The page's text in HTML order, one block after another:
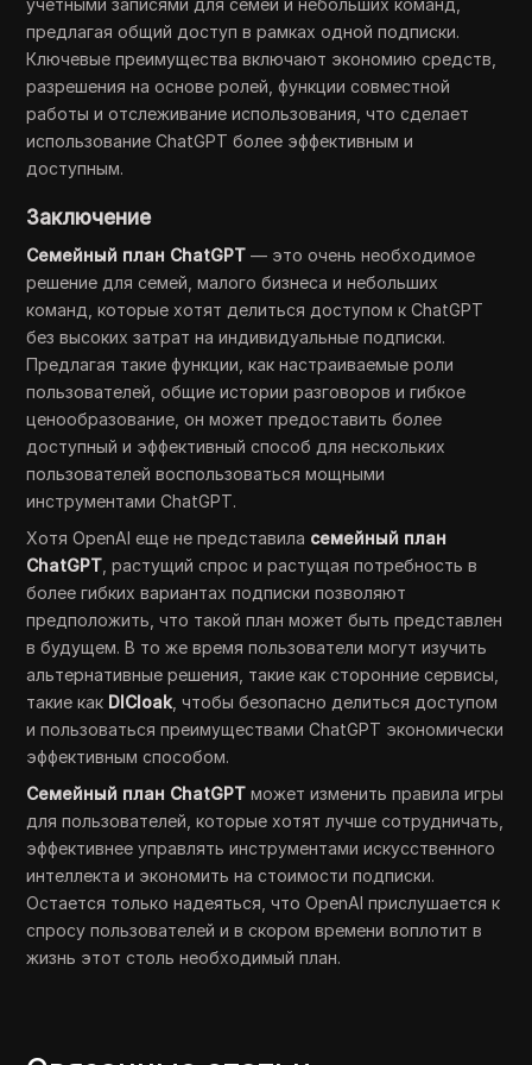
предлагая общий доступ в рамках одной подписки.
Ключевые преимущества включают экономию средств,
разрешения на основе ролей, функции совместной
работы и отслеживание использования, что сделает
использование ChatGPT более эффективным и
доступным.
Заключение
Семейный план ChatGPT — это очень необходимое
решение для семей, малого бизнеса и небольших
команд, которые хотят делиться доступом к ChatGPT
без высоких затрат на индивидуальные подписки.
Предлагая такие функции, как настраиваемые роли
пользователей, общие истории разговоров и гибкое
ценообразование, он может предоставить более
доступный и эффективный способ для нескольких
пользователей воспользоваться мощными
инструментами ChatGPT.
Хотя OpenAI еще не представила семейный план
ChatGPT , растущий спрос и растущая потребность в
более гибких вариантах подписки позволяют
предположить, что такой план может быть представлен
в будущем. В то же время пользователи могут изучить
альтернативные решения, такие как сторонние сервисы,
такие как DICloak , чтобы безопасно делиться доступом
и пользоваться преимуществами ChatGPT экономически
эффективным способом.
Семейный план ChatGPT может изменить правила игры
для пользователей, которые хотят лучше сотрудничать,
эффективнее управлять инструментами искусственного
интеллекта и экономить на стоимости подписки.
Остается только надеяться, что OpenAI прислушается к
спросу пользователей и в скором времени воплотит в
жизнь этот столь необходимый план.